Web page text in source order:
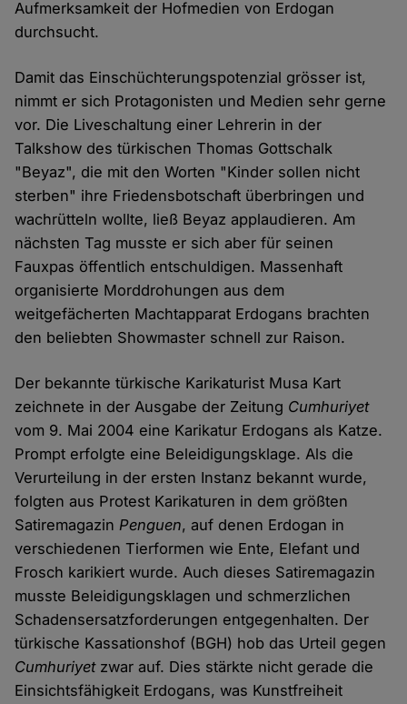
Aufmerksamkeit der Hofmedien von Erdogan
durchsucht.
Damit das Einschüchterungspotenzial grösser ist,
nimmt er sich Protagonisten und Medien sehr gerne
vor. Die Liveschaltung einer Lehrerin in der
Talkshow des türkischen Thomas Gottschalk
"Beyaz", die mit den Worten "Kinder sollen nicht
sterben" ihre Friedensbotschaft überbringen und
wachrütteln wollte, ließ Beyaz applaudieren. Am
nächsten Tag musste er sich aber für seinen
Fauxpas öffentlich entschuldigen. Massenhaft
organisierte Morddrohungen aus dem
weitgefächerten Machtapparat Erdogans brachten
den beliebten Showmaster schnell zur Raison.
Der bekannte türkische Karikaturist Musa Kart
zeichnete in der Ausgabe der Zeitung Cumhuriyet
vom 9. Mai 2004 eine Karikatur Erdogans als Katze.
Prompt erfolgte eine Beleidigungsklage. Als die
Verurteilung in der ersten Instanz bekannt wurde,
folgten aus Protest Karikaturen in dem größten
SatiremagazinPenguen, auf denen Erdogan in
verschiedenen Tierformen wie Ente, Elefant und
Frosch karikiert wurde. Auch dieses Satiremagazin
musste Beleidigungsklagen und schmerzlichen
Schadensersatzforderungen entgegenhalten. Der
türkische Kassationshof (BGH) hob das Urteil gegen
Cumhuriyetzwar auf. Dies stärkte nicht gerade die
Einsichtsfähigkeit Erdogans, was Kunstfreiheit